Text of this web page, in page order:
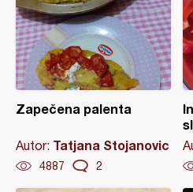
Zapečena palenta
Autor: Tatjana Stojanovic
4887 2